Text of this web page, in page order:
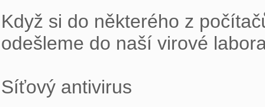
Když si do některého z
odešleme do naší virové
Síťový antivirus